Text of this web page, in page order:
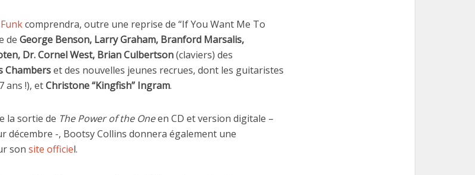
comprendra, outre une reprise de “If You Want Me To
de George Benson, Larry Graham, Branford Marsalis,
Dr. Cornel West, Brian Culbertson(claviers) des
Chamberset des nouvelles jeunes recrues, dont les guitaristes
ans !), etChristone “Kingfish” Ingram.
la sortie de The Power of the Oneen CD et version digitale –
décembre -, Bootsy Collins donnera également une
son site officiel.